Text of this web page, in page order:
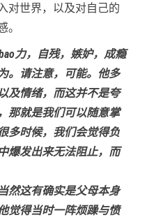
对世界，以及对自己的
力，自残，嫉妒，成瘾
。请注意，可能。他多
及情绪，而这并不是夸
那就是我们可以随意掌
多时候，我们会觉得负
爆发出来无法阻止，而
然这有确实是父母本身
觉得当时一阵烦躁与愤